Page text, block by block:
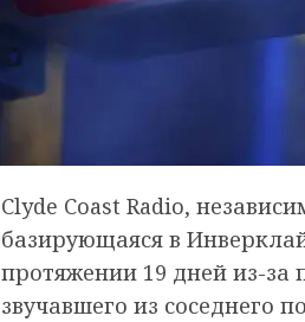
Clyde Coast Radio,
базирующаяся в
протяжении 19 дней из-за
звучавшего из соседнего